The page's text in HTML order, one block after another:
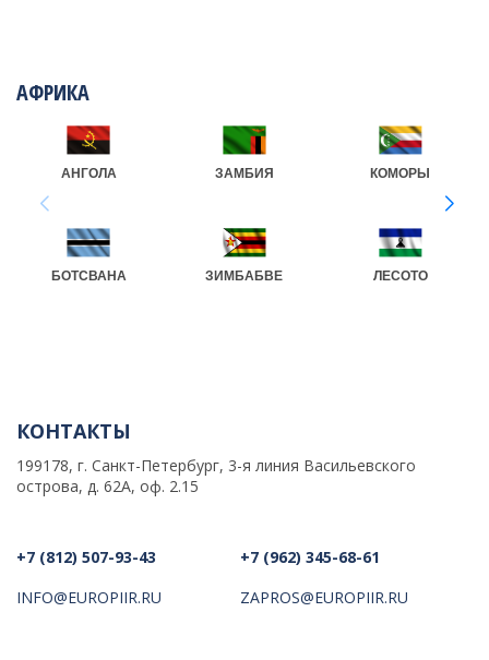
АФРИКА
АНГОЛА
БОТСВАНА
ЗАМБИЯ
ЗИМБАБВЕ
КОМОРЫ
ЛЕСОТО
КОНТАКТЫ
199178, г. Санкт-Петербург, 3-я линия Васильевского
острова, д. 62А, оф. 2.15
+7 (812) 507-93-43
INFO@EUROPIIR.RU
+7 (962) 345-68-61
ZAPROS@EUROPIIR.RU